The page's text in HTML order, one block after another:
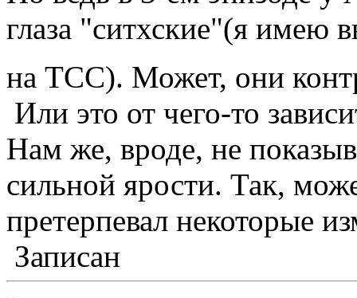
глаза "ситхские"(я имею
на ТСС). Может, они
Или это от чего-то
Нам же, вроде, не
сильной ярости. Так,
претерпевал некоторые
Записан